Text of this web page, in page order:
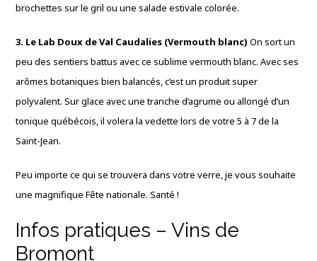
brochettes sur le gril ou une salade estivale colorée.
3. Le Lab Doux de Val Caudalies (Vermouth blanc) On sort un
peu des sentiers battus avec ce sublime vermouth blanc. Avec ses
arômes botaniques bien balancés, c’est un produit super
polyvalent. Sur glace avec une tranche d’agrume ou allongé d’un
tonique québécois, il volera la vedette lors de votre 5 à 7 de la
Saint-Jean.
Peu importe ce qui se trouvera dans votre verre, je vous souhaite
une magnifique Fête nationale. Santé !
Infos pratiques – Vins de
Bromont